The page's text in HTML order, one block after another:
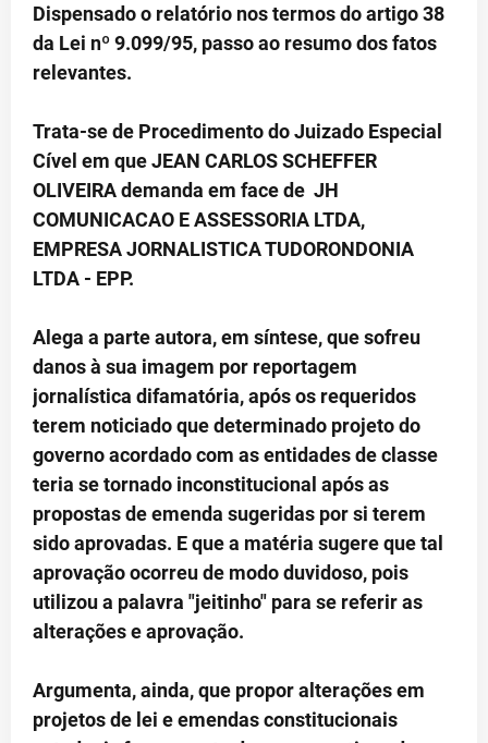
Dispensado o relatório nos termos do artigo 38
da Lei nº 9.099/95, passo ao resumo dos fatos
relevantes.
Trata-se de Procedimento do Juizado Especial
Cível em que JEAN CARLOS SCHEFFER
OLIVEIRA demanda em face de JH
COMUNICACAO E ASSESSORIA LTDA,
EMPRESA JORNALISTICA TUDORONDONIA
LTDA - EPP.
Alega a parte autora, em síntese, que sofreu
danos à sua imagem por reportagem
jornalística difamatória, após os requeridos
terem noticiado que determinado projeto do
governo acordado com as entidades de classe
teria se tornado inconstitucional após as
propostas de emenda sugeridas por si terem
sido aprovadas. E que a matéria sugere que tal
aprovação ocorreu de modo duvidoso, pois
utilizou a palavra "jeitinho" para se referir as
alterações e aprovação.
Argumenta, ainda, que propor alterações em
projetos de lei e emendas constitucionais